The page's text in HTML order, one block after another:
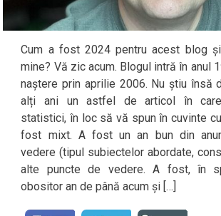
Cum a fost 2024 pentru acest blog
mine? Vă zic acum. Blogul intră în anul
naștere prin aprilie 2006. Nu știu însă
alți ani un astfel de articol în care
statistici, în loc să vă spun în cuvinte
fost mixt. A fost un an bun din
vedere (tipul subiectelor abordate,
alte puncte de vedere. A fost, în
obositor an de până acum și […]